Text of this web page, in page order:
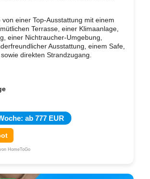
von einer Top-Ausstattung mit einem
Terrasse, einer Klimaanlage,
einer Nichtraucher-Umgebung,
Ausstattung, einem Safe,
direkten Strandzugang.
ab 777 EUR
HomeToGo